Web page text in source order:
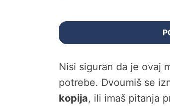
Nisi siguran da je ovaj
potrebe. Dvoumiš se
kopija, ili imaš pitanja